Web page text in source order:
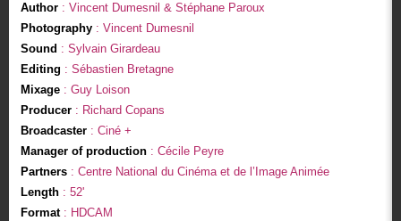
Author: Vincent Dumesnil & Stéphane Paroux
Photography: Vincent Dumesnil
Sound : Sylvain Girardeau
Editing : Sébastien Bretagne
Mixage: Guy Loison
Producer: Richard Copans
Broadcaster: Ciné +
Manager of production: Cécile Peyre
Partners: Centre National du Cinéma et de l’Image Animée
Length: 52'
Format: HDCAM